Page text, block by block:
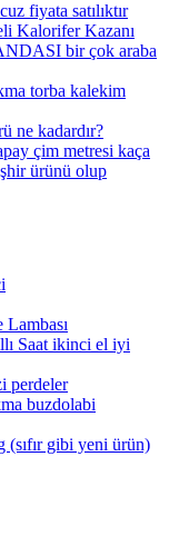
fiyata satılıktır
Kalorifer Kazanı
bir çok araba
torba kalekim
ne kadardır?
çim metresi kaça
ürünü olup
Saat ikinci el iyi
perdeler
buzdolabi
(sıfır gibi yeni ürün)